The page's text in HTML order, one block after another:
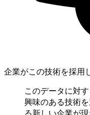
企業がこの技術を採用
このデータに対
興味のある技術
る新しい企業が